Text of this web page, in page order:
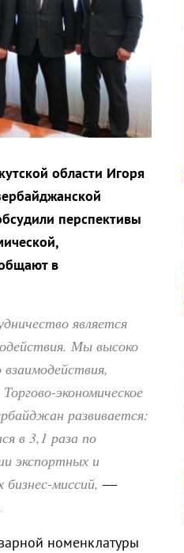
области Игоря
перспективы
в
является
Мы высоко
экономическое
развивается:
в 3,1 раза по
экспортных и
миссий, —
номенклатуры